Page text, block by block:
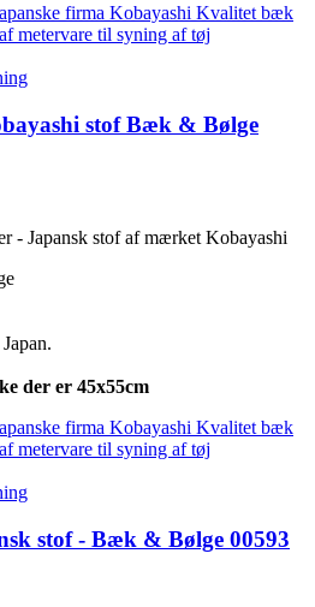
stof Bæk & Bølge
- Japansk stof af mærket Kobayashi
der er 45x55cm
stof - Bæk & Bølge 00593